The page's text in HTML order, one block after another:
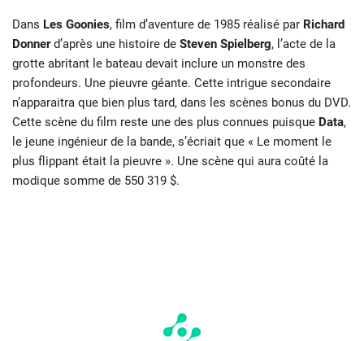
Dans Les Goonies, film d’aventure de 1985 réalisé par Richard
Donnerd’après une histoire de Steven Spielberg, l’acte de la
grotte abritant le bateau devait inclure un monstre des
profondeurs. Une pieuvre géante. Cette intrigue secondaire
n’apparaitra que bien plus tard, dans les scènes bonus du DVD.
Cette scène du film reste une des plus connues puisque Data,
le jeune ingénieur de la bande, s’écriait que « Le moment le
plus flippant était la pieuvre ». Une scène qui aura coûté la
modique somme de 550 319 $.